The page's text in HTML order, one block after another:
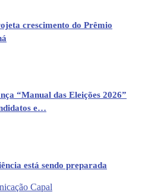
crescimento do Prêmio
“Manual das Eleições 2026”
e…
está sendo preparada